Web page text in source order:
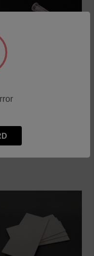
Ser. Cpl
les tarifs